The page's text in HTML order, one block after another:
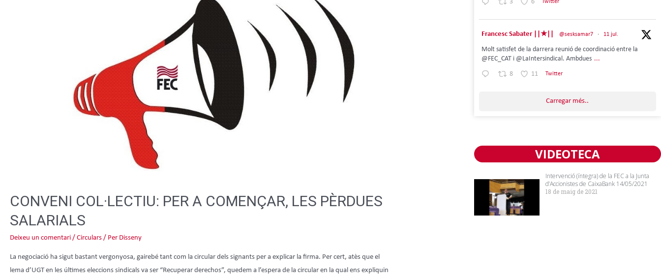
CONVENI COL·LECTIU: PER A COMENÇAR, LES PÈRDUES
SALARIALS
Deixeu un comentari / Circulars / Per Disseny
La negociació ha sigut bastant vergonyosa, gairebé tant com la circular dels signants per a explicar la firma. Per cert, atès que el
lema d’UGT en les últimes eleccions sindicals va ser “Recuperar derechos”, quedem a l’espera de la circular en la qual ens expliquin
3 6 Twitter
Francesc Sabater ||★|| @sesksamar7 · 11 jul.
Molt satisfet de la darrera reunió de coordinació entre la
@FEC_CAT i @LaIntersindical. Ambdues ...
8 11 Twitter
Carregar més..
VIDEOTECA
Intervenció (íntegra) de la FEC a la Junta
d’Accionistes de CaixaBank 14/05/2021
18 de maig de 2021